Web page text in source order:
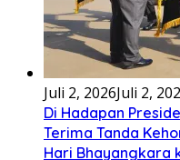
Bembambörö dödöu